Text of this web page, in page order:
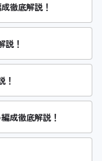
徹底解説！
説！
！
成徹底解説！